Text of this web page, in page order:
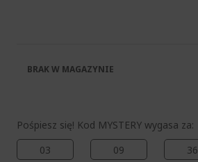
Pośpiesz się! Kod MYSTERY wygasa za:
03
09 36
BRAK W MAGAZYNIE